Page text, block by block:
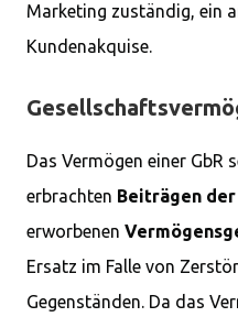
Marketing zuständig, ein
Kundenakquise.
Das Vermögen einer GbR
erbrachten Beiträgen
erworbenen
Ersatz im Falle von
Gegenständen. Da das